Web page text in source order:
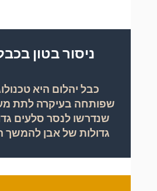
ניסור בטון
כבל יהלום היא
שפותחה בעיקרה לתת
שנדרשו לנסר סלעים
גדולות של אבן להמשך